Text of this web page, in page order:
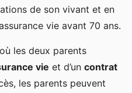
de son vivant et en
vie avant 70 ans.
les deux parents
vie et d’un contrat
les parents peuvent